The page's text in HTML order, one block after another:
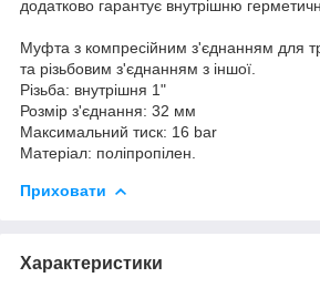
додатково гарантує внутрішню
Муфта з компресійним з'єднанням для
та різьбовим з'єднанням з іншої.
Різьба: внутрішня 1"
Розмір з'єднання: 32 мм
Максимальний тиск: 16 bar
Матеріал: поліпропілен.
Приховати
Характеристики